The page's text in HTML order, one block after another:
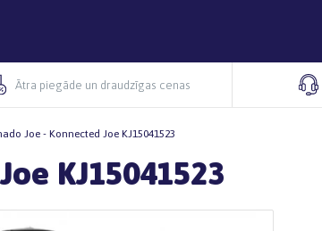
Ātra piegāde un draudzīgas cenas
Joe - Konnected Joe KJ15041523
KJ15041523